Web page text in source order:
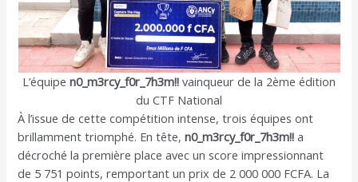
L’équipe n0_m3rcy_f0r_7h3m!! vainqueur de la 2ème édition
du CTF National
À l’issue de cette compétition intense, trois équipes ont
brillamment triomphé. En tête,n0_m3rcy_f0r_7h3m!! a
décroché la première place avec un score impressionnant
de 5 751 points, remportant un prix de 2 000 000 FCFA. La